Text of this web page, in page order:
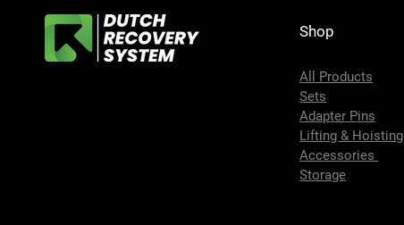
Shop
All Products
Sets
Adapter Pins
Lifting & Hoisting
Accessories
Storage